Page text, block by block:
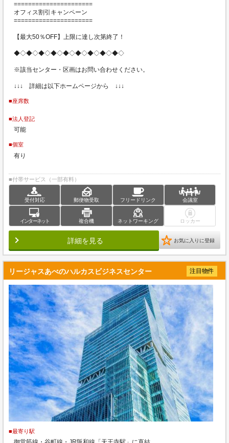
======================
オフィス割引キャンペーン
======================
【最大50％OFF】上限に達し次第終了！
◆◇◆◇◆◇◆◇◆◇◆◇◆◇◆◇◆◇
※該当センター・区画はお問い合わせください。
↓↓↓ 詳細は以下ホームページから ↓↓↓
■座席数
■法人登記
可能
■個室
有り
■付帯サービス（一部有料）
受付対応 郵便物受取 フリードリンク 会議室
インターネット 複合機 ネットワーキング ロッカー
詳細を見る お気に入りに登録
リージャスあべのハルカスビジネスセンター 注目物件
■最寄り駅